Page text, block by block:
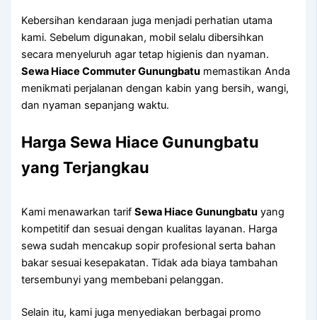
Kebersihan kendaraan juga menjadi perhatian utama
kami. Sebelum digunakan, mobil selalu dibersihkan
secara menyeluruh agar tetap higienis dan nyaman.
Sewa Hiace Commuter Gunungbatu memastikan Anda
menikmati perjalanan dengan kabin yang bersih, wangi,
dan nyaman sepanjang waktu.
Harga Sewa Hiace Gunungbatu
yang Terjangkau
Kami menawarkan tarifSewa Hiace Gunungbatu yang
kompetitif dan sesuai dengan kualitas layanan. Harga
sewa sudah mencakup sopir profesional serta bahan
bakar sesuai kesepakatan. Tidak ada biaya tambahan
tersembunyi yang membebani pelanggan.
Selain itu, kami juga menyediakan berbagai promo